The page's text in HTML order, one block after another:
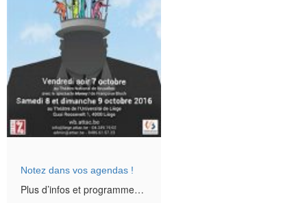
Notez dans vos agendas !
Plus d’infos et programme…